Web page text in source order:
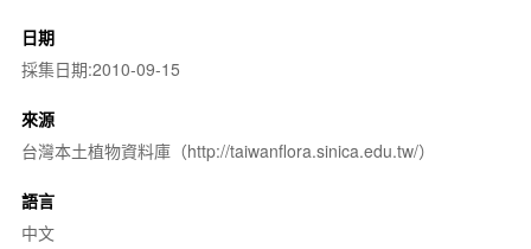
日期
採集日期:2010-09-15
來源
台灣本土植物資料庫（http://taiwanflora.sinica.edu.tw/）
語言
中文